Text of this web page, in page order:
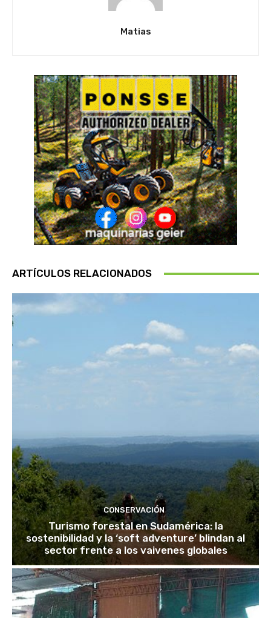
Matias
ARTÍCULOS RELACIONADOS
CONSERVACIÓN
Turismo forestal en Sudamérica: la
sostenibilidad y la ‘soft adventure’ blindan al
sector frente a los vaivenes globales